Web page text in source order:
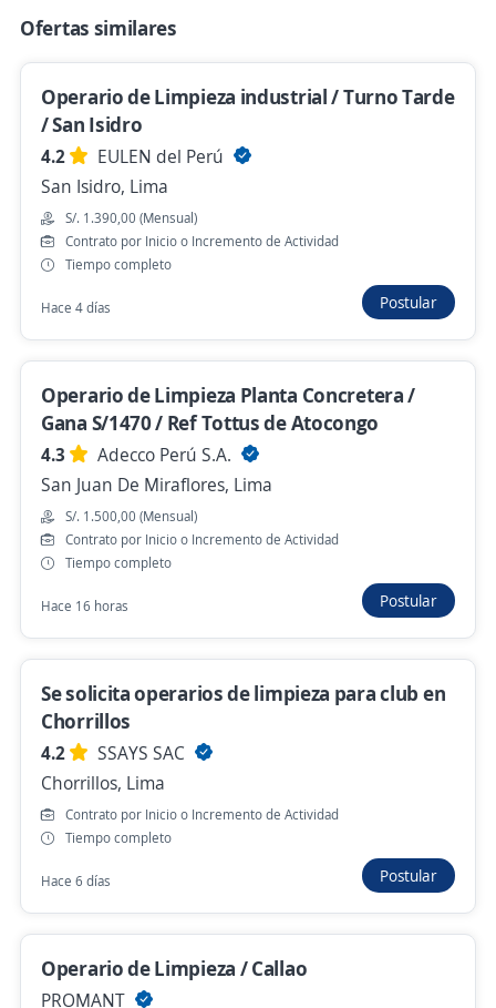
Hace 4 horas
Empleo destacado
¡Gestión Home Office!/Con y Sin
Exp/Trabaja de 9am a 3pm/gana + de 1600!
Partner Service
Chiclayo, Lambayeque
S/. 1.200,00 (Mensual)
Hace 18 horas
Ejecutivo B2B Entel – Sueldo Fijo S/1,500 +
Comisiones sin Techo / Lima
Automatizate Negocios
Chorrillos, Lima
S/. 1.500,00 (Mensual)
Ayer
Se precisa Urgente
Comisiones sin Techo / Pucallpa
Automatizate Negocios
Pucallpa, Ucayali
S/. 1.500,00 (Mensual)
Ayer
Anterior Siguiente
Ofertas similares
Operario de Limpieza industrial / Turno Tarde
/ San Isidro
4.2
EULEN del Perú
San Isidro, Lima
S/. 1.390,00 (Mensual)
Contrato por Inicio o Incremento de Actividad
Tiempo completo
Hace 4 días Postular
Operario de Limpieza Planta Concretera /
Gana S/1470 / Ref Tottus de Atocongo
4.3
Adecco Perú S.A.
San Juan De Miraflores, Lima
S/. 1.500,00 (Mensual)
Contrato por Inicio o Incremento de Actividad
Tiempo completo
Hace 16 horas Postular
Se solicita operarios de limpieza para club en
Chorrillos
4.2
SSAYS SAC
Chorrillos, Lima
Contrato por Inicio o Incremento de Actividad
Tiempo completo
Hace 6 días Postular
Operario de Limpieza / Callao
PROMANT